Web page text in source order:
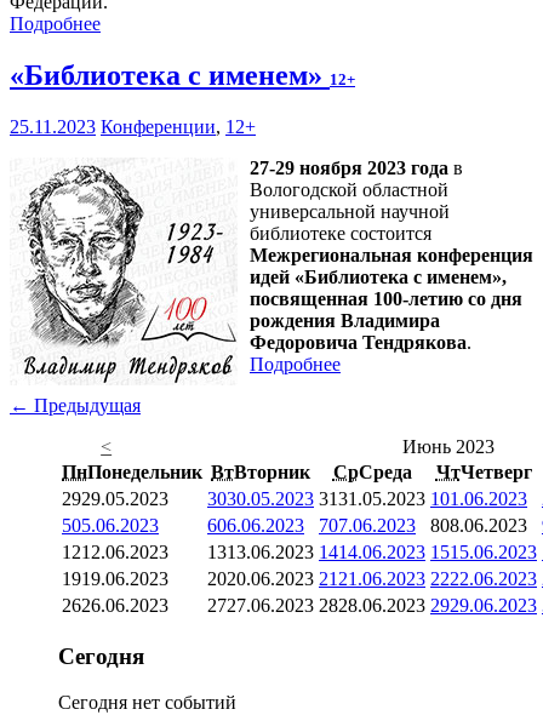
Подробнее
«Библиотека с именем» 12+
25.11.2023 Конференции, 12+
27-29 ноября 2023 года в
Вологодской областной
универсальной научной
библиотеке состоится
Межрегиональная конференция
идей «Библиотека с именем»,
посвященная 100-летию со дня
рождения Владимира
Федоровича Тендрякова.
Подробнее
← Предыдущая
<
Июнь 2023
ПнПонедельник ВтВторник СрСреда ЧтЧетверг
2929.05.2023 3030.05.2023 3131.05.2023 101.06.2023
505.06.2023 606.06.2023 707.06.2023 808.06.2023
1212.06.2023 1313.06.2023 1414.06.2023 1515.06.2023
1919.06.2023 2020.06.2023 21 21.06.2023 2222.06.2023
2626.06.2023 2727.06.2023 2828.06.2023 2929.06.2023
Сегодня
Сегодня нет событий